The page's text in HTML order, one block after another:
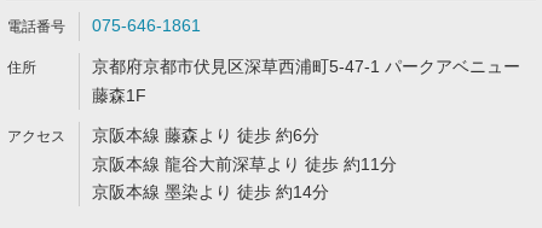
075-646-1861
京都府京都市伏見区深草西浦町5-47-1 パークアベニュー
藤森1F
京阪本線 藤森より 徒歩 約6分
京阪本線 龍谷大前深草より 徒歩 約11分
京阪本線 墨染より 徒歩 約14分